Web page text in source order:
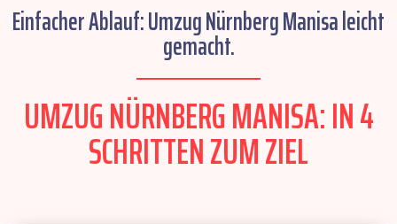
Einfacher Ablauf: Umzug Nürnberg Manisa leicht
gemacht.
UMZUG NÜRNBERG MANISA: IN 4
SCHRITTEN ZUM ZIEL